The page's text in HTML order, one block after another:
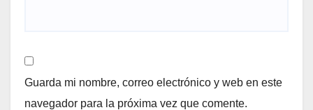
Guarda mi nombre, correo electrónico y web en este
navegador para la próxima vez que comente.